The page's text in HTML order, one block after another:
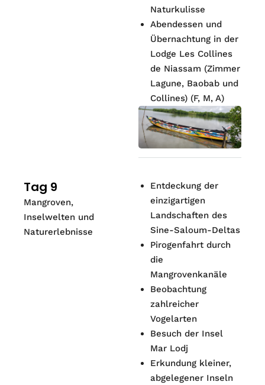
Naturkulisse
Abendessen und
Übernachtung in der
Lodge Les Collines
de Niassam (Zimmer
Lagune, Baobab und
Collines) (F, M, A)
Tag 9
Mangroven,
Inselwelten und
Naturerlebnisse
Entdeckung der
einzigartigen
Landschaften des
Sine-Saloum-Deltas
Pirogenfahrt durch
die
Mangrovenkanäle
Beobachtung
zahlreicher
Vogelarten
Besuch der Insel
Mar Lodj
Erkundung kleiner,
abgelegener Inseln